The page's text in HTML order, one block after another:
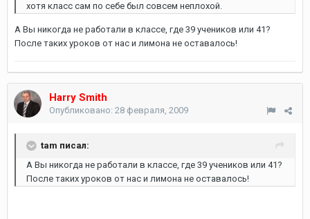
хотя класс сам по себе был совсем неплохой.
А Вы никогда не работали в классе, где 39 учеников или 41?
После таких уроков от нас и лимона не оставалось!
Harry Smith
Опубликовано: 28 февраля, 2009
tam писал:
А Вы никогда не работали в классе, где 39 учеников или 41?
После таких уроков от нас и лимона не оставалось!